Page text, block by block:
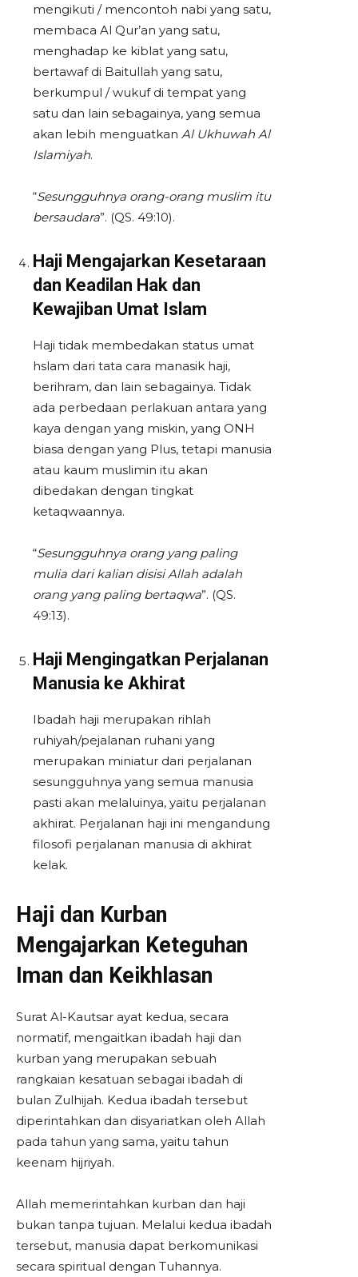
mengikuti / mencontoh nabi yang satu,
membaca Al Qur’an yang satu,
menghadap ke kiblat yang satu,
bertawaf di Baitullah yang satu,
berkumpul / wukuf di tempat yang
satu dan lain sebagainya, yang semua
akan lebih menguatkan Al Ukhuwah Al
Islamiyah.
“Sesungguhnya orang-orang muslim itu
bersaudara”. (QS. 49:10).
Haji Mengajarkan Kesetaraan
dan Keadilan Hak dan
Kewajiban Umat Islam
Haji tidak membedakan status umat
hslam dari tata cara manasik haji,
berihram, dan lain sebagainya. Tidak
ada perbedaan perlakuan antara yang
kaya dengan yang miskin, yang ONH
biasa dengan yang Plus, tetapi manusia
atau kaum muslimin itu akan
dibedakan dengan tingkat
ketaqwaannya.
“Sesungguhnya orang yang paling
mulia dari kalian disisi Allah adalah
orang yang paling bertaqwa”. (QS.
49:13).
Haji Mengingatkan Perjalanan
Manusia ke Akhirat
Ibadah haji merupakan rihlah
ruhiyah/pejalanan ruhani yang
merupakan miniatur dari perjalanan
sesungguhnya yang semua manusia
pasti akan melaluinya, yaitu perjalanan
akhirat. Perjalanan haji ini mengandung
filosofi perjalanan manusia di akhirat
kelak.
Haji dan Kurban
Mengajarkan Keteguhan
Iman dan Keikhlasan
Surat Al-Kautsar ayat kedua, secara
normatif, mengaitkan ibadah haji dan
kurban yang merupakan sebuah
rangkaian kesatuan sebagai ibadah di
bulan Zulhijah. Kedua ibadah tersebut
diperintahkan dan disyariatkan oleh Allah
pada tahun yang sama, yaitu tahun
keenam hijriyah.
Allah memerintahkan kurban dan haji
bukan tanpa tujuan. Melalui kedua ibadah
tersebut, manusia dapat berkomunikasi
secara spiritual dengan Tuhannya.